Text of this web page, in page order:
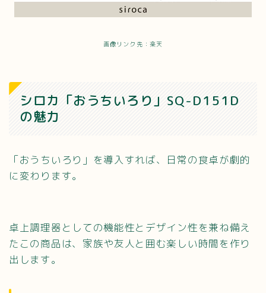
画像リンク先：楽天
シロカ「おうちいろり」SQ-D151D
の魅力
「おうちいろり」を導入すれば、日常の食卓が劇的
に変わります。
卓上調理器としての機能性とデザイン性を兼ね備え
たこの商品は、家族や友人と囲む楽しい時間を作り
出します。